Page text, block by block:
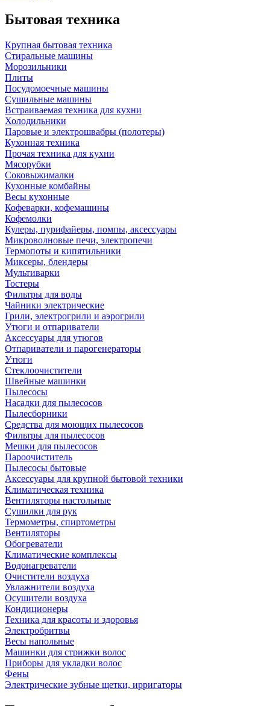
Бытовая техника
Крупная бытовая техника
Стиральные машины
Морозильники
Плиты
Посудомоечные машины
Сушильные машины
Встраиваемая техника для кухни
Холодильники
Паровые и электрошвабры (полотеры)
Кухонная техника
Прочая техника для кухни
Мясорубки
Соковыжималки
Кухонные комбайны
Весы кухонные
Кофеварки, кофемашины
Кофемолки
Кулеры, пурифайеры, помпы, аксессуары
Микроволновые печи, электропечи
Термопоты и кипятильники
Миксеры, блендеры
Мультиварки
Тостеры
Фильтры для воды
Чайники электрические
Грили, электрогрили и аэрогрили
Утюги и отпариватели
Аксессуары для утюгов
Отпариватели и парогенераторы
Утюги
Стеклоочистители
Швейные машинки
Пылесосы
Насадки для пылесосов
Пылесборники
Средства для моющих пылесосов
Фильтры для пылесосов
Мешки для пылесосов
Пароочиститель
Пылесосы бытовые
Аксессуары для крупной бытовой техники
Климатическая техника
Вентиляторы настольные
Сушилки для рук
Термометры, спиртометры
Вентиляторы
Обогреватели
Климатические комплексы
Водонагреватели
Очистители воздуха
Увлажнители воздуха
Осушители воздуха
Кондиционеры
Техника для красоты и здоровья
Электробритвы
Весы напольные
Машинки для стрижки волос
Приборы для укладки волос
Фены
Электрические зубные щетки, ирригаторы